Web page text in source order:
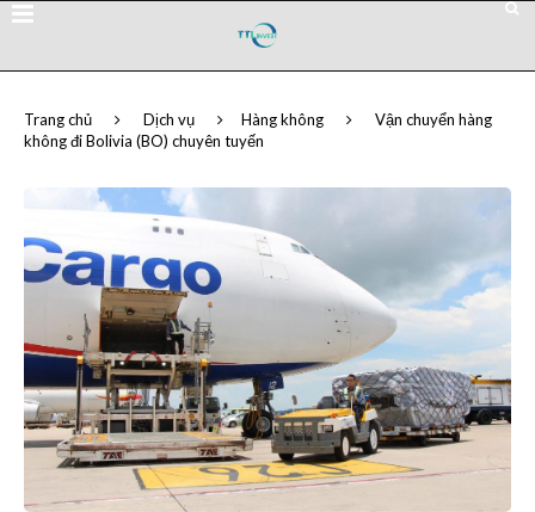
Trang chủ Dịch vụ Hàng không
Vận chuyển hàng
không đi Bolivia (BO) chuyên tuyến